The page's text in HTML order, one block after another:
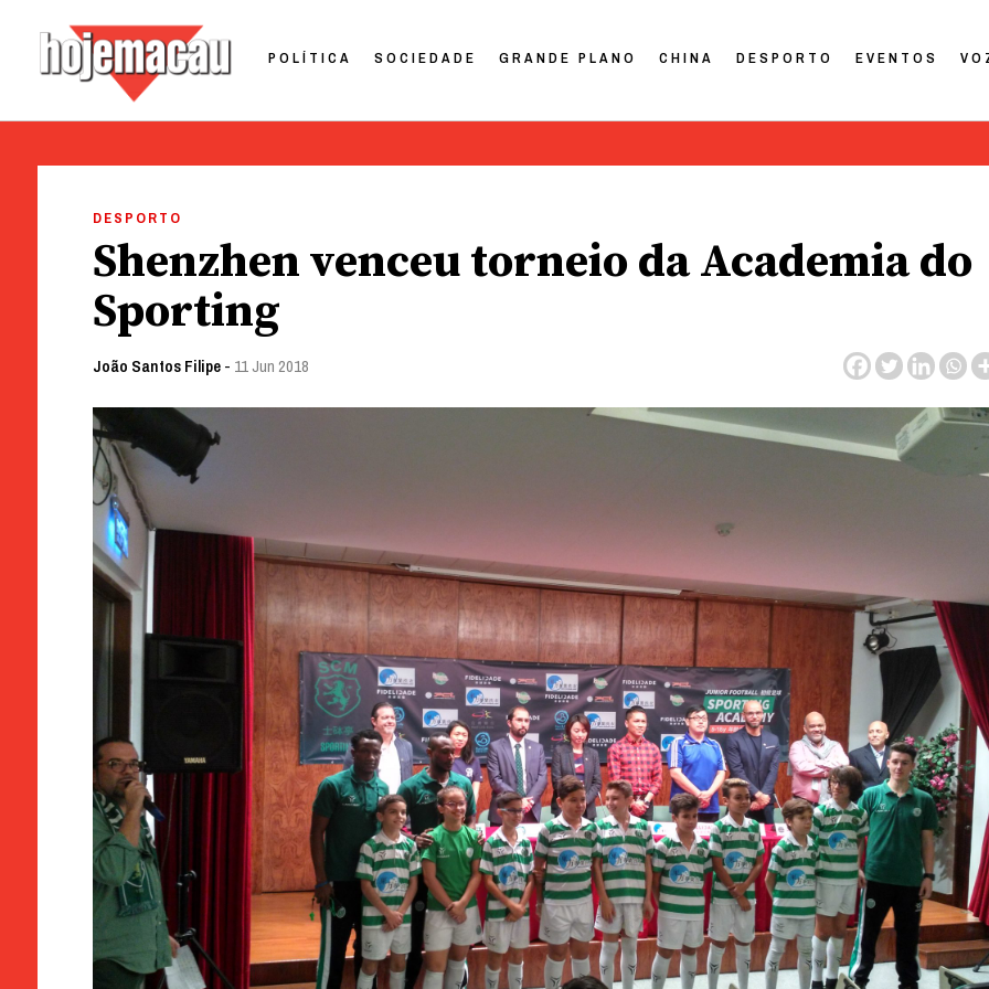
POLÍTICA SOCIEDADE GRANDE PLANO CHINA DESPORTO EVENTOS
DESPORTO
Shenzhen venceu torneio da Academia do
Sporting
João Santos Filipe- 11 Jun 2018